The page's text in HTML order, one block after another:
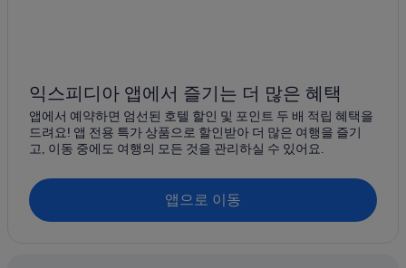
보니파시오 글로벌 시티의 워터파크 호텔
타기그의 허니문 리조트 및 호텔
Sm 아우라 프리미어 근처 호텔
마카티의 럭셔리 호텔
보니파시오 글로벌 시티의 Shangri-La Hotels and Resorts
익스피디아 앱에서 즐기는 더 많은 혜택
앱에서 예약하면 엄선된 호텔 할인 및 포인트 두 배 적립 혜택을
드려요! 앱 전용 특가 상품으로 할인받아 더 많은 여행을 즐기
고, 이동 중에도 여행의 모든 것을 관리하실 수 있어요.
앱으로 이동